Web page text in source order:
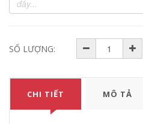
SỐ LƯỢNG:
CHI TIẾT MÔ TẢ